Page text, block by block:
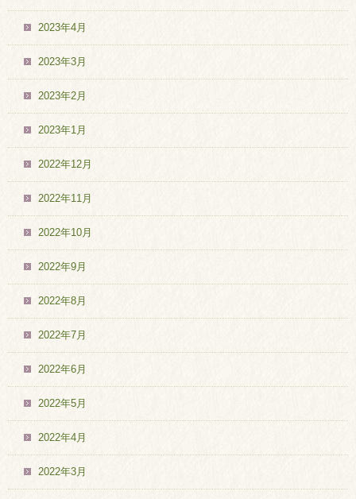
2023年4月
2023年3月
2023年2月
2023年1月
2022年12月
2022年11月
2022年10月
2022年9月
2022年8月
2022年7月
2022年6月
2022年5月
2022年4月
2022年3月